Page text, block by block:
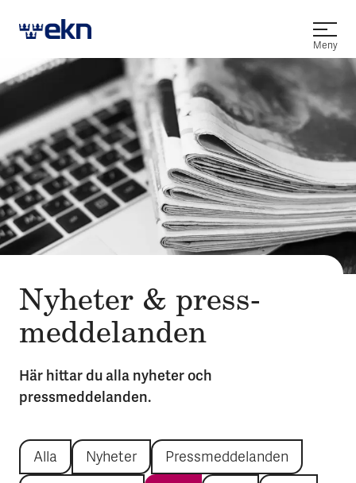
Öppna
Meny
Nyheter & press­
meddelanden
Här hittar du alla nyheter och
pressmeddelanden.
Alla Nyheter
Pressmeddelanden